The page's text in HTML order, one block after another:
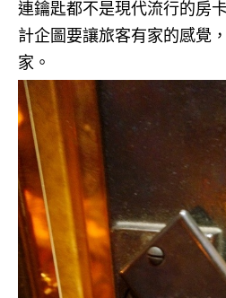
連鑰匙都不是現代流行的房
計企圖要讓旅客有家的感覺
家。